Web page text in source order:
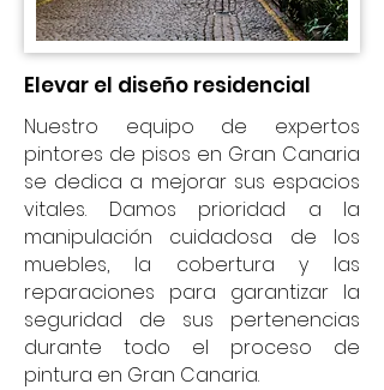
Elevar el diseño residencial
Nuestro equipo de expertos
pintores de pisos en Gran Canaria
se dedica a mejorar sus espacios
vitales. Damos prioridad a la
manipulación cuidadosa de los
muebles, la cobertura y las
reparaciones para garantizar la
seguridad de sus pertenencias
durante todo el proceso de
pintura en Gran Canaria.